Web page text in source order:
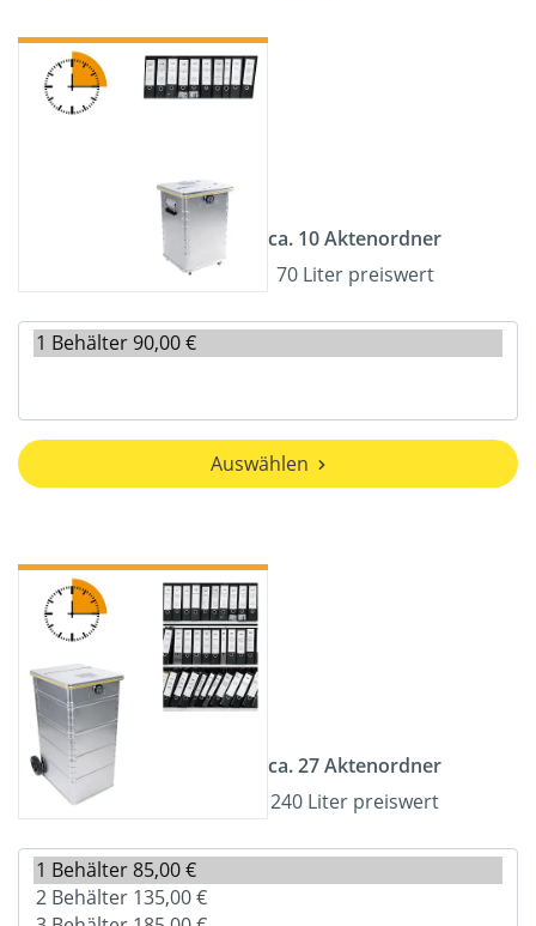
ca. 10 Aktenordner
70 Liter preiswert
Auswählen
ca. 27 Aktenordner
240 Liter preiswert